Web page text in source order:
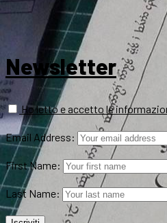
Newsletter
Ho letto e accetto le
Email Address:
First Name:
Last Name: